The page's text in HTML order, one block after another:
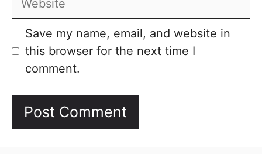
Save my name, email, and website in
this browser for the next time I
comment.